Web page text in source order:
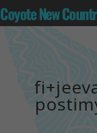
Coyote New